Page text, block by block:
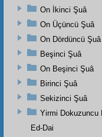
On İkinci Şuâ
On Üçüncü Şuâ
On Dördüncü Şuâ
Beşinci Şuâ
On Beşinci Şuâ
Birinci Şuâ
Sekizinci Şuâ
Yirmi Dokuzuncu
Ed-Dai